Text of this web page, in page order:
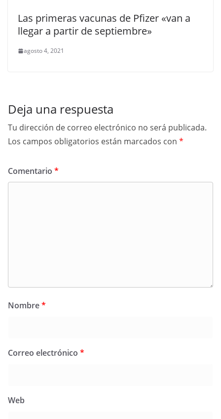
Las primeras vacunas de Pfizer «van a
llegar a partir de septiembre»
agosto 4, 2021
Deja una respuesta
Tu dirección de correo electrónico no será publicada.
Los campos obligatorios están marcados con *
Comentario *
Nombre*
Correo electrónico *
Web